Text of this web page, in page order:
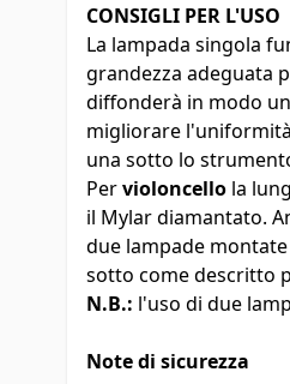
CONSIGLI PER L'USO
La lampada singola
grandezza adeguata
diffonderà in modo
migliorare l'uniformità
una sotto lo
Pervioloncello la
il Mylar diamantato.
due lampade
sotto come descritto
N.B.: l'uso di due
Note di sicurezza